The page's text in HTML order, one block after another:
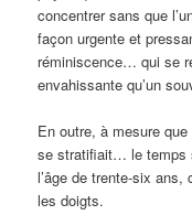
concentrer sans que
façon urgente et
réminiscence… qui se
envahissante qu’un
En outre, à mesure
se stratifiait… le temps
l’âge de trente-six ans,
les doigts.